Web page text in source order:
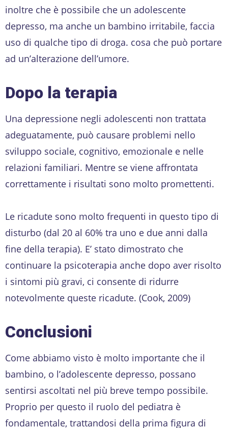
inoltre che è possibile che un adolescente
depresso, ma anche un bambino irritabile, faccia
uso di qualche tipo di droga. cosa che può portare
ad un’alterazione dell’umore.
Dopo la terapia
Una depressione negli adolescenti non trattata
adeguatamente, può causare problemi nello
sviluppo sociale, cognitivo, emozionale e nelle
relazioni familiari. Mentre se viene affrontata
correttamente i risultati sono molto promettenti.
Le ricadute sono molto frequenti in questo tipo di
disturbo (dal 20 al 60% tra uno e due anni dalla
fine della terapia). E’ stato dimostrato che
continuare la psicoterapia anche dopo aver risolto
i sintomi più gravi, ci consente di ridurre
notevolmente queste ricadute. (Cook, 2009)
Conclusioni
Come abbiamo visto è molto importante che il
bambino, o l’adolescente depresso, possano
sentirsi ascoltati nel più breve tempo possibile.
Proprio per questo il ruolo del pediatra è
fondamentale, trattandosi della prima figura di